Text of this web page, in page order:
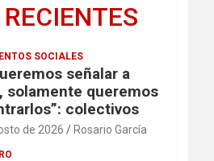
SOCIALES
señalar a
solamente queremos
colectivos
de 2026 Rosario García